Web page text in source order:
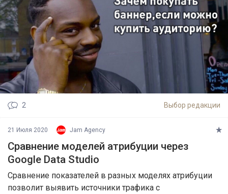
Выбор редакции
2
21 Июля 2020 Jam Agency
Сравнение моделей атрибуции через
Google Data Studio
Cравнение показателей в разных моделях атрибуции
позволит выявить источники трафика c